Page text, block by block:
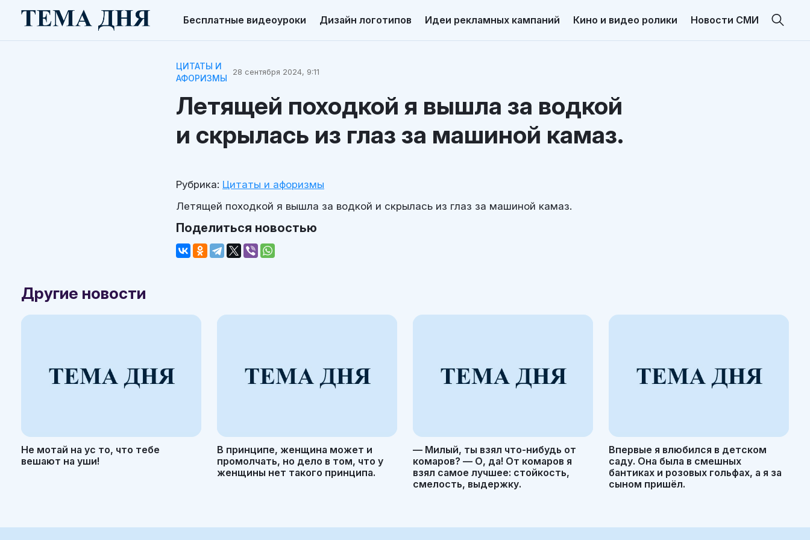
Бесплатные видеоуроки Дизайн логотипов Идеи рекламных кампаний Кино и видео ролики Новости СМИ
ЦИТАТЫ И
АФОРИЗМЫ
28 сентября 2024, 9:11
Летящей походкой я вышла за водкой
и скрылась из глаз за машиной камаз.
Рубрика: Цитаты и афоризмы
Летящей походкой я вышла за водкой и скрылась из глаз за машиной камаз.
Поделиться новостью
Другие новости
Не мотай на ус то, что тебе
вешают на уши!
В принципе, женщина может и
промолчать, но дело в том, что у
женщины нет такого принципа.
— Милый, ты взял что-нибудь от
комаров? — О, да! От комаров я
взял самое лучшее: стойкость,
смелость, выдержку.
Впервые я влюбился в детском
саду. Она была в смешных
бантиках и розовых гольфах, а я за
сыном пришёл.